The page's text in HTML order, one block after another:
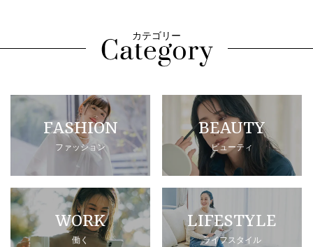
カテゴリー
FASHION
ファッション
BEAUTY
ビューティ
WORK
働く
LIFESTYLE
ライフスタイル